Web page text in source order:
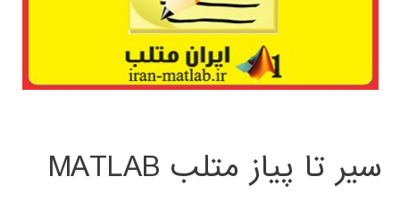
سیر تا پیاز متلب MATLAB